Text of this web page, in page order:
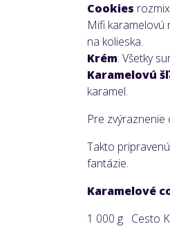
Cookies
Mifi karamelovú
na kolieska.
Krém: Všetky
Karamelovú
karamel.
Pre
Takto
fantázie.
Karamelové
1 000 g Cesto